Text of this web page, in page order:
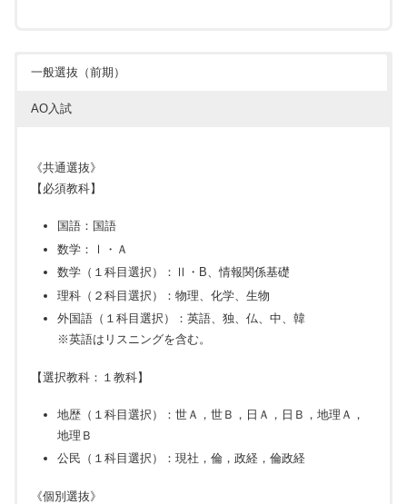
一般選抜（前期）
AO入試
《共通選抜》
【必須教科】
国語：国語
数学：Ⅰ・Ａ
数学（１科目選択）：Ⅱ・B、情報関係基礎
理科（２科目選択）：物理、化学、生物
外国語（１科目選択）：英語、独、仏、中、韓
※英語はリスニングを含む。
【選択教科：１教科】
地歴（１科目選択）：世Ａ，世Ｂ，日Ａ，日Ｂ，地理Ａ，
地理Ｂ
公民（１科目選択）：現社，倫，政経，倫政経
《個別選抜》